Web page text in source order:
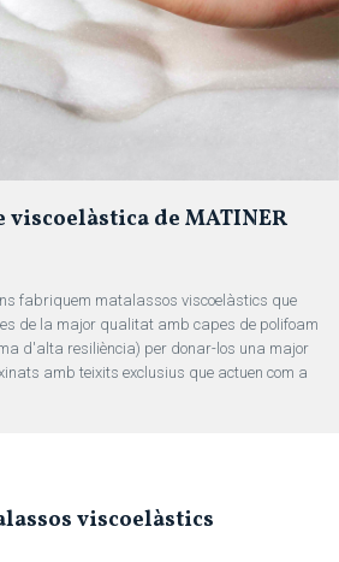
viscoelàstica de MATINER
fabriquem matalassos viscoelàstics que
de la major qualitat amb capes de polifoam
d'alta resiliència) per donar-los una major
amb teixits exclusius que actuen com a
viscoelàstics